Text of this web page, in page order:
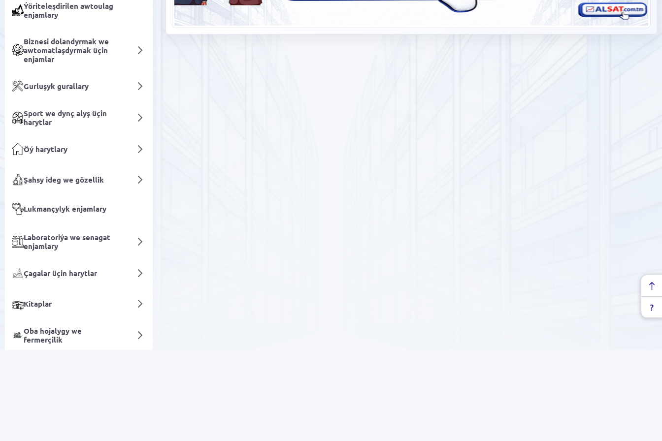
Ýöriteleşdirilen awtoulag
enjamlary
Biznesi dolandyrmak we
awtomatlaşdyrmak üçin
enjamlar
Gurluşyk gurallary
Sport we dynç alyş üçin
harytlar
Öý harytlary
Şahsy ideg we gözellik
Lukmançylyk enjamlary
Laboratoriýa we senagat
enjamlary
Çagalar üçin harytlar
Kitaplar
Oba hojalygy we
fermerçilik